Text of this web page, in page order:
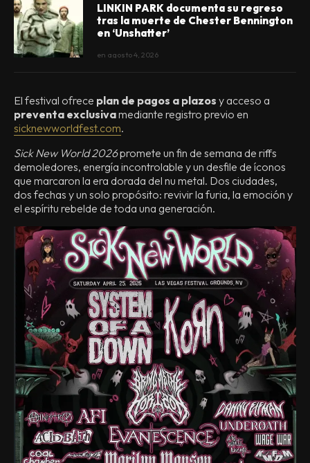
LINKIN PARK documenta su regreso
tras la muerte de Chester Bennington
en ‘Unshatter’
en agosto 4, 2026
El festival ofrece plan de pagos a plazos y acceso a
preventa exclusivamediante registro previo en
sicknewworldfest.com.
Sick New World 2026promete un fin de semana de riffs
demoledores, energía incontrolable y un desfile de íconos
que marcaron la era dorada del nu metal. Dos ciudades,
dos fechas y un solo propósito: revivir la furia, la emoción y
el espíritu rebelde de toda una generación.